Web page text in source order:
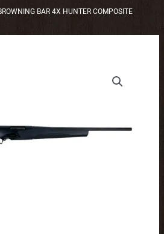
BAR 4X HUNTER COMPOSITE